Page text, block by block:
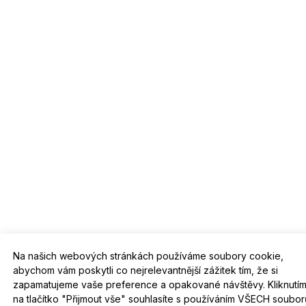
Na našich webových stránkách používáme soubory cookie,
abychom vám poskytli co nejrelevantnější zážitek tím, že si
zapamatujeme vaše preference a opakované návštěvy. Kliknutím
na tlačítko "Přijmout vše" souhlasíte s používáním VŠECH